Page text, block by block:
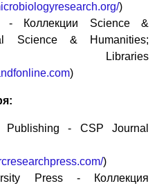
)
- Коллекции Science &
Science & Humanities;
Libraries
)
Publishing - CSP Journal
)
Press - Коллекция